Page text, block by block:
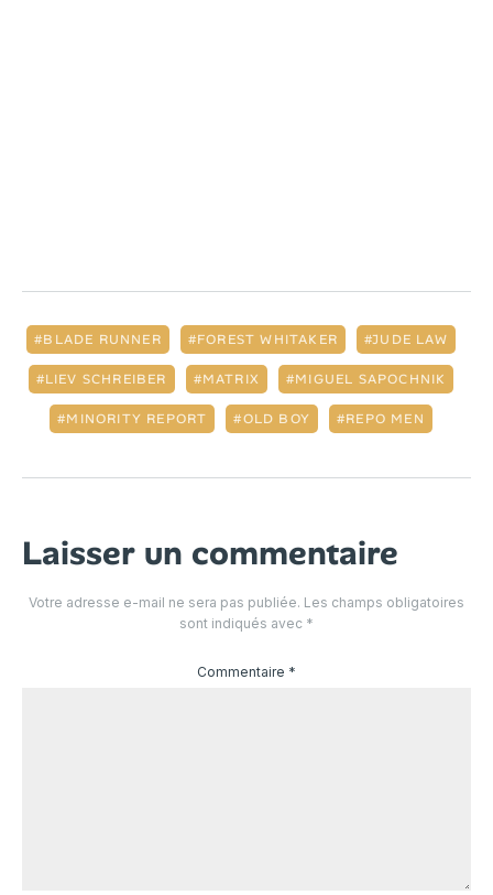
BLADE RUNNER FOREST WHITAKER JUDE LAW
LIEV SCHREIBER MATRIX MIGUEL SAPOCHNIK
MINORITY REPORT OLD BOY REPO MEN
Laisser un commentaire
Votre adresse e-mail ne sera pas publiée. Les champs obligatoires
sont indiqués avec *
Commentaire *